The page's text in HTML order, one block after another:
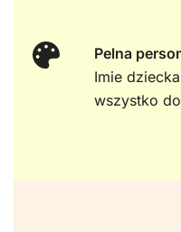
Pelna
Imie
wszystko